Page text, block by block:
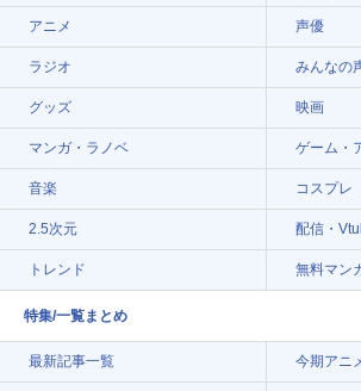
アニメ 声優
ラジオ みんなの
グッズ 映画
マンガ・ラノベ ゲーム・
音楽 コスプレ
2.5次元 配信・
トレンド 無料マン
特集/一覧まとめ
最新記事一覧 今期アニ